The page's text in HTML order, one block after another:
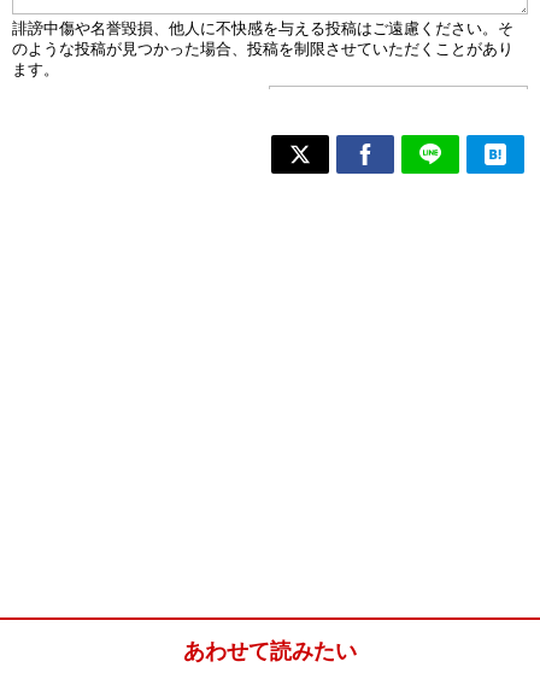
あわせて読みたい